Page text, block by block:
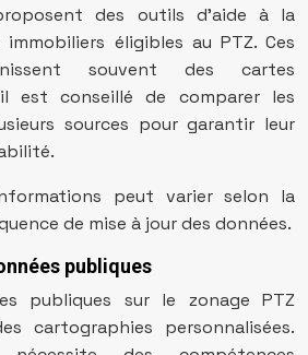
des outils d’aide à la
éligibles au PTZ. Ces
souvent des cartes
est conseillé de comparer les
sources pour garantir leur
peut varier selon la
de mise à jour des données.
publiques
publiques sur le zonage PTZ
cartographies personnalisées.